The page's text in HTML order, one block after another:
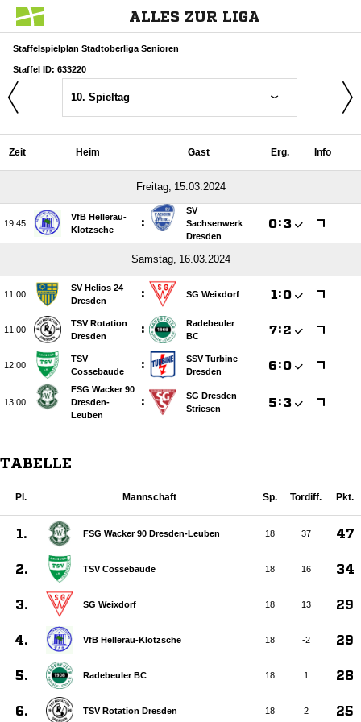
ALLES ZUR LIGA
Staffelspielplan Stadtoberliga Senioren
Staffel ID: 633220
10. Spieltag
Zeit Heim Gast Erg. Info
 

VfB Hellerau-
Klotzsche
:
SV
Sachsenwerk
Dresden
:
 

SV Helios 24
Dresden
: SG Weixdorf  :

TSV Rotation
Dresden
:
Radebeuler
BC
:

TSV
Cossebaude
:
SSV Turbine
Dresden
:

FSG Wacker 90
Dresden-
Leuben
:
SG Dresden
Striesen
:
TABELLE
Pl. Mannschaft Sp. Tordiff. Pkt.
1. FSG Wacker 90 Dresden-Leuben 18 37 47
2. TSV Cossebaude 18 16 34
3. SG Weixdorf 18 13 29
4. VfB Hellerau-Klotzsche 18 -2 29
5. Radebeuler BC 18 1 28
6. TSV Rotation Dresden 18 2 25